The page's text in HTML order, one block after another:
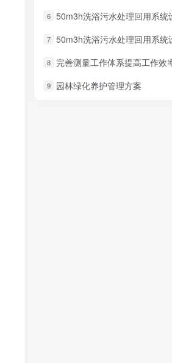
6 50m3h洗浴污水处理回用系统设
7 50m3h洗浴污水处理回用系统
8 完善测量工作体系提高工作效
9 园林绿化养护管理方案